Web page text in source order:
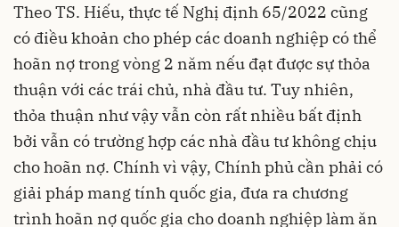
Theo TS. Hiếu, thực tế Nghị định 65/2022 cũng
có điều khoản cho phép các doanh nghiệp có thể
hoãn nợ trong vòng 2 năm nếu đạt được sự thỏa
thuận với các trái chủ, nhà đầu tư. Tuy nhiên,
thỏa thuận như vậy vẫn còn rất nhiều bất định
bởi vẫn có trường hợp các nhà đầu tư không chịu
cho hoãn nợ. Chính vì vậy, Chính phủ cần phải có
giải pháp mang tính quốc gia, đưa ra chương
trình hoãn nợ quốc gia cho doanh nghiệp làm ăn